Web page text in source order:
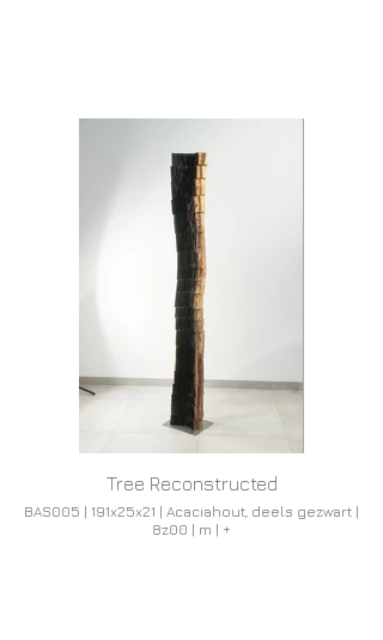
Tree Reconstructed
BAS005 | 191x25x21 | Acaciahout, deels gezwart |
8z00 | m | +